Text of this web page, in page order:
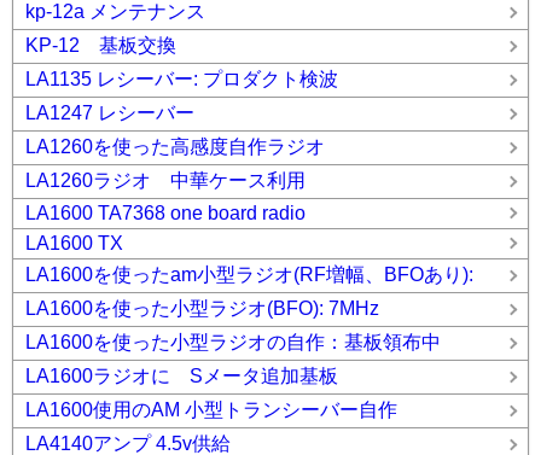
kp-12a メンテナンス
KP-12 基板交換
LA1135 レシーバー: プロダクト検波
LA1247 レシーバー
LA1260を使った高感度自作ラジオ
LA1260ラジオ 中華ケース利用
LA1600 TA7368 one board radio
LA1600 TX
LA1600を使ったam小型ラジオ(RF増幅、BFOあり):
LA1600を使った小型ラジオ(BFO): 7MHz
LA1600を使った小型ラジオの自作：基板領布中
LA1600ラジオに Sメータ追加基板
LA1600使用のAM 小型トランシーバー自作
LA4140アンプ 4.5v供給